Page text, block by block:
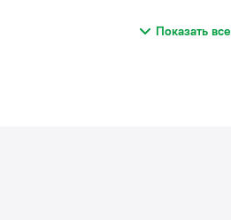
Показать все